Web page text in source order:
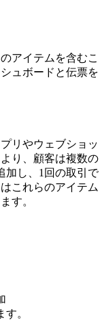
アイテムを含むこ
ュボードと伝票を
リやウェブショッ
り、顧客は複数の
加し、1回の取引で
これらのアイテム
す。
。